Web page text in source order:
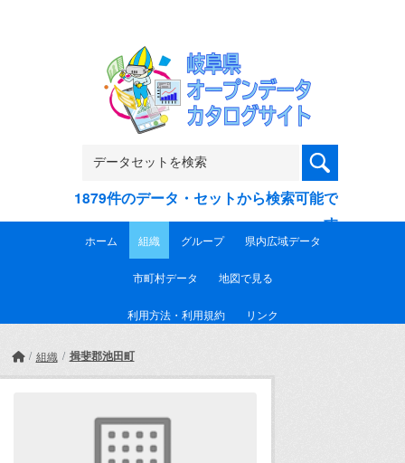
1879件のデータ・セットから検索可能で
す
ホーム 組織 グループ 県内広域データ
市町村データ 地図で見る
利用方法・利用規約 リンク
組織 揖斐郡池田町